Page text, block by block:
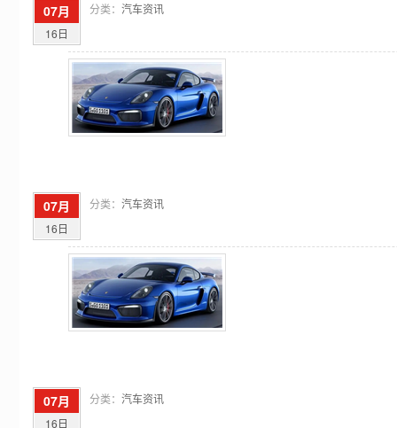
07月
16日
分类： 汽车资讯
07月
16日
分类： 汽车资讯
07月
16日
分类： 汽车资讯